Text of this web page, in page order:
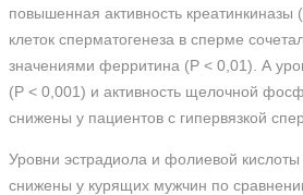
повышенная активность
клеток сперматогенеза в сперме
значениями ферритина (Р < 0,01). А
(Р < 0,001) и активность щелочной
снижены у пациентов с гипервязкой
Уровни эстрадиола и фолиевой
снижены у курящих мужчин по